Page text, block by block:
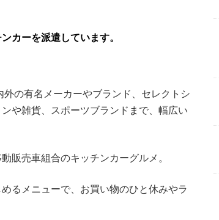
カーを派遣しています。
の有名メーカーやブランド、セレクトシ
や雑貨、スポーツブランドまで、幅広い
販売車組合のキッチンカーグルメ。
るメニューで、お買い物のひと休みやラ